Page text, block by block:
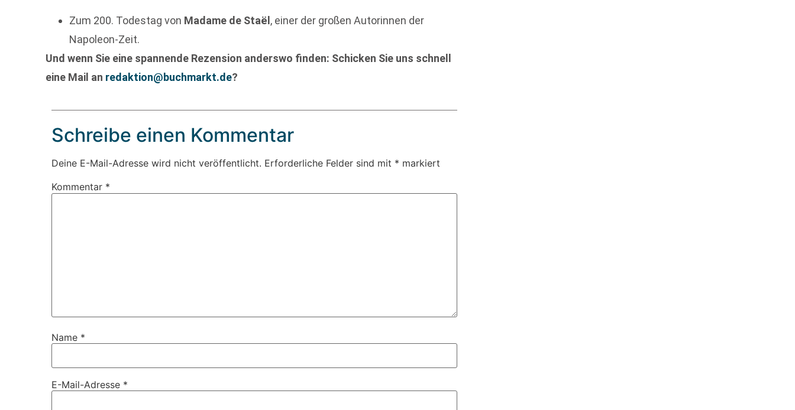
Zum 200. Todestag von Madame de Staël, einer der großen Autorinnen der
Napoleon-Zeit.
Und wenn Sie eine spannende Rezension anderswo finden: Schicken Sie uns schnell
eine Mail an redaktion@buchmarkt.de?
Schreibe einen Kommentar
Deine E-Mail-Adresse wird nicht veröffentlicht. Erforderliche Felder sind mit * markiert
Kommentar *
Name *
E-Mail-Adresse *